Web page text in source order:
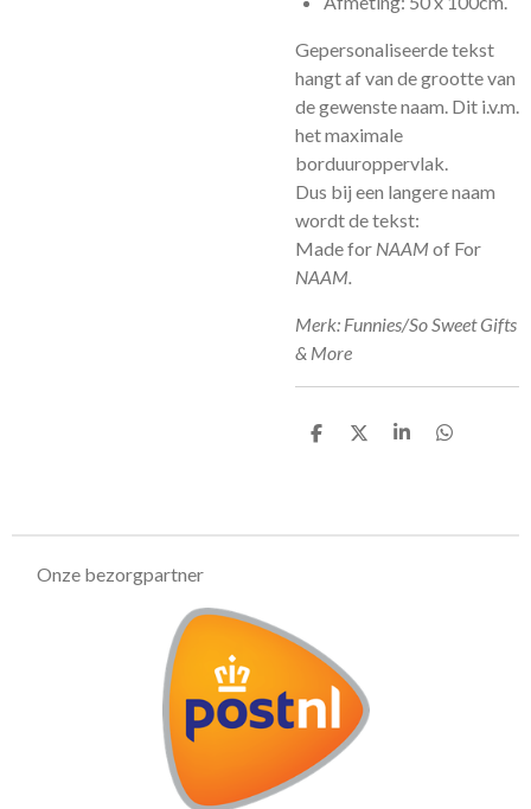
Gepersonaliseerde tekst
hangt af van de grootte van
de gewenste naam. Dit i.v.m.
het maximale
borduuroppervlak.
Dus bij een langere naam
wordt de tekst:
Made for NAAMof For
NAAM.
Merk: Funnies/So Sweet Gifts
& More
D
D
S
D
Onze bezorgpartner